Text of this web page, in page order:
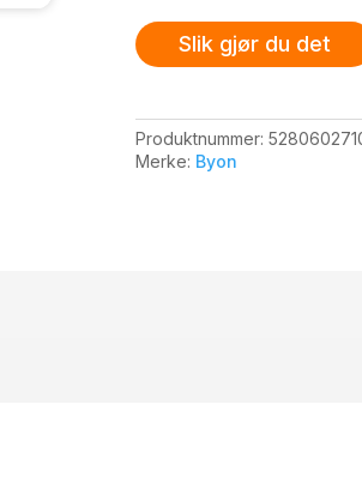
Slik gjør du det
Produktnummer:
Merke: Byon